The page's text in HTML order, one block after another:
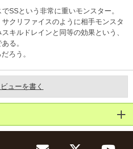
SSという非常に重いモンスター。
クリファイスのように相手モンスタ
キルドレインと同等の効果という、
る。
ろう。
ューを書く